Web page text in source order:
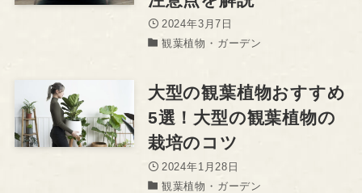
2024年3月7日
観葉植物・ガーデン
大型の観葉植物おすすめ
5選！大型の観葉植物の
栽培のコツ
2024年1月28日
観葉植物・ガーデン